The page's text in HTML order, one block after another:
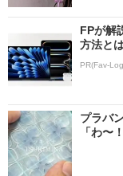
FPが解
方法と
PR(Fav-
プラバ
「わ〜